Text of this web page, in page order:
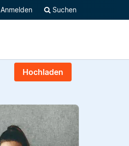
Anmelden Suchen
Hochladen